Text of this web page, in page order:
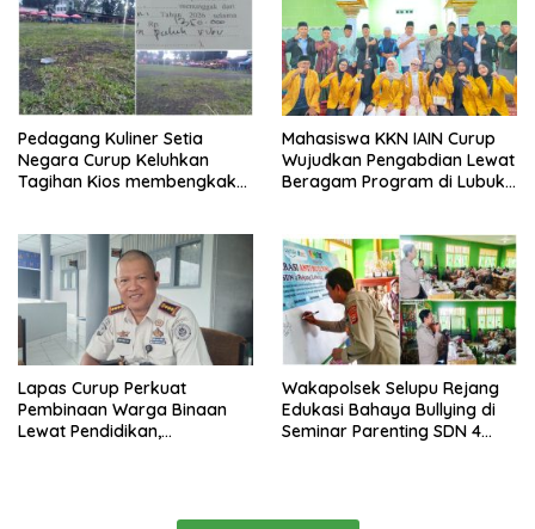
Pedagang Kuliner Setia
Negara Curup Keluhkan
Tagihan Kios membengkak
Mahasiswa KKN IAIN Curup
Wujudkan Pengabdian Lewat
Beragam Program di Lubuk
Lapas Curup Perkuat
Pembinaan Warga Binaan
Lewat Pendidikan,
Wakapolsek Selupu Rejang
Edukasi Bahaya Bullying di
Seminar Parenting SDN 4